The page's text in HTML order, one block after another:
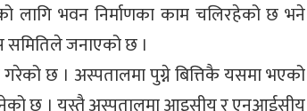
लागि भवन निर्माणका काम चलिरहेको छ भने
जनाएको छ ।
छ । अस्पतालमा पुग्ने बित्तिकै यसमा भएको